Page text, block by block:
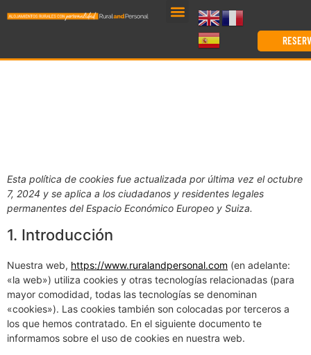
Esta política de cookies fue actualizada por última vez el octubre
7, 2024 y se aplica a los ciudadanos y residentes legales
permanentes del Espacio Económico Europeo y Suiza.
1. Introducción
Nuestra web, https://www.ruralandpersonal.com (en adelante:
«la web») utiliza cookies y otras tecnologías relacionadas (para
mayor comodidad, todas las tecnologías se denominan
«cookies»). Las cookies también son colocadas por terceros a
los que hemos contratado. En el siguiente documento te
informamos sobre el uso de cookies en nuestra web.